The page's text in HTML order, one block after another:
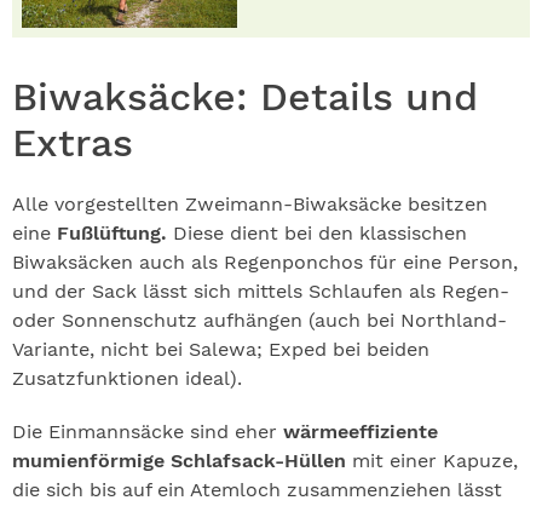
Biwaksäcke: Details und
Extras
Alle vorgestellten Zweimann-Biwaksäcke besitzen
eine Fußlüftung. Diese dient bei den klassischen
Biwaksäcken auch als Regenponchos für eine Person,
und der Sack lässt sich mittels Schlaufen als Regen-
oder Sonnenschutz aufhängen (auch bei Northland-
Variante, nicht bei Salewa; Exped bei beiden
Zusatzfunktionen ideal).
Die Einmannsäcke sind eher wärmeeffiziente
mumienförmige Schlafsack-Hüllen mit einer Kapuze,
die sich bis auf ein Atemloch zusammenziehen lässt